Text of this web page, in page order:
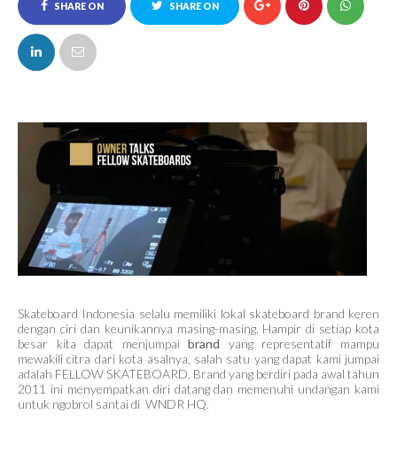
SHARE ON
FACEBOOK
SHARE ON
Skateboard Indonesia selalu memiliki lokal skateboard brand keren
dengan ciri dan keunikannya masing-masing. Hampir di setiap kota
besar kita dapat menjumpaibrand yang representatif mampu
mewakili citra dari kota asalnya, salah satu yang dapat kami jumpai
adalah FELLOW SKATEBOARD. Brand yang berdiri pada awal tahun
2011 ini menyempatkan diri datang dan memenuhi undangan kami
untuk ngobrol santai di WNDR HQ.